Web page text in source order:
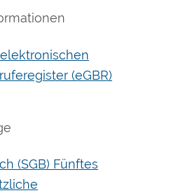
(eGBR)
(SGB) Fünftes